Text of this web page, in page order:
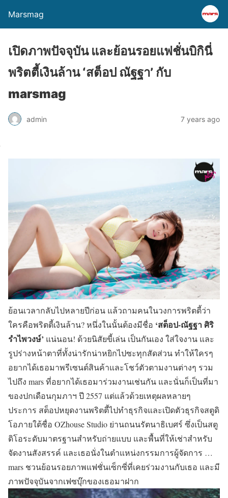
Marsmag
เปิดภาพปัจจุบัน และย้อนรอยแฟชั่นบิกินี่
พริตตี้เงินล้าน ‘สต็อป ณัฐฐา’ กับ
marsmag
admin 7 years ago
ย้อนเวลากลับไปหลายปีก่อน แล้วถามคนในวงการพริตตี้ว่า
ใครคือพริตตี้เงินล้าน? หนึ่งในนั้นต้องมีชื่อ ‘สต็อป-ณัฐฐา ศิริ
รำไพวงษ์’ แน่นอน! ด้วยนิสัยขี้เล่น เป็นกันเอง ใส่ใจงาน และ
รูปร่างหน้าตาที่ทั้งน่ารักน่าหยิกไปซะทุกสัดส่วน ทำให้ใครๆ
อยากได้เธอมาพรีเซนต์สินค้าและโชว์ตัวตามงานต่างๆ รวม
ไปถึง mars ที่อยากได้เธอมาร่วมงานเช่นกัน และนั่นก็เป็นที่มา
ของปกเดือนกุมภาฯ ปี 2557 แต่แล้วด้วยเหตุผลหลายๆ
ประการ สต็อปหยุดงานพริตตี้ไปทำธุรกิจและเปิดตัวธุรกิจสตูดิ
โอภายใต้ชื่อ OZhouse Studio ย่านถนนรัตนาธิเบศร์ ซึ่งเป็นสตู
ดิโอระดับมาตรฐานสำหรับถ่ายแบบ และพื้นที่ให้เช่าสำหรับ
จัดงานสังสรรค์ และเธอนั่งในตำแหน่งกรรมการผู้จัดการ …
mars ชวนย้อนรอยภาพแฟชั่นเซ็กซี่ที่เคยร่วมงานกับเธอ และมี
ภาพปัจจุบันจากเฟซบุ๊กของเธอมาฝาก